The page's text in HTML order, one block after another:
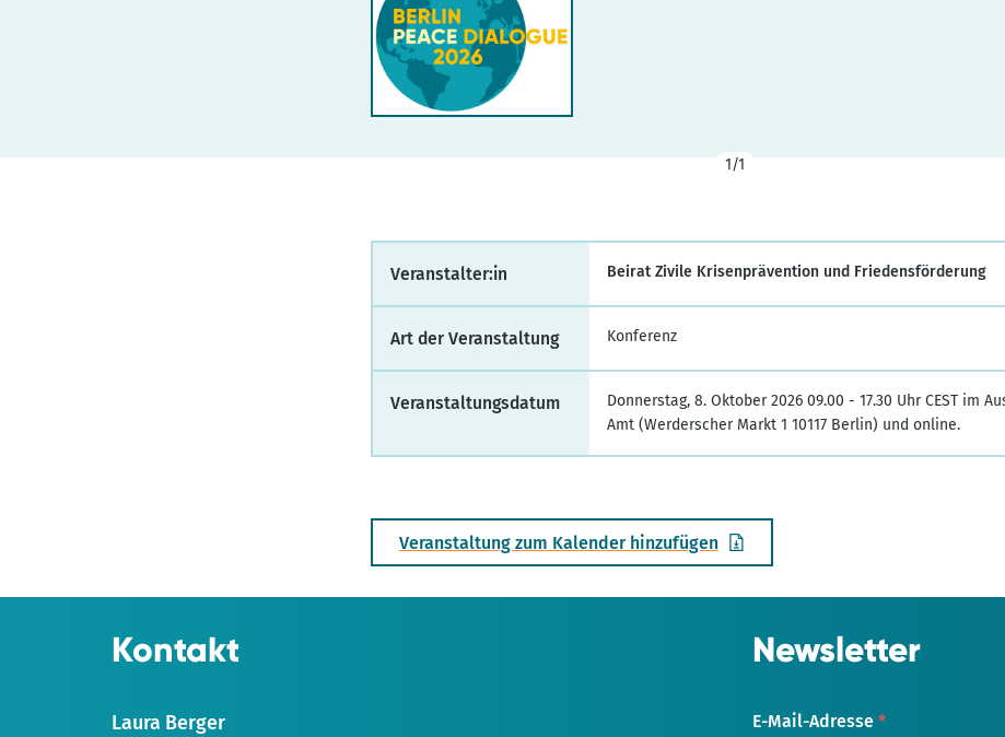
1/1
Veranstalter:in Beirat Zivile Krisenprävention und Friedensförderung
Art der Veranstaltung Konferenz
Veranstaltungsdatum
Donnerstag, 8. Oktober 2026 09.00 - 17.30 Uhr CEST im
Amt (Werderscher Markt 1 10117 Berlin) und online.
Veranstaltung zum Kalender hinzufügen
Kontakt
Laura Berger
Newsletter
E-Mail-Adresse *